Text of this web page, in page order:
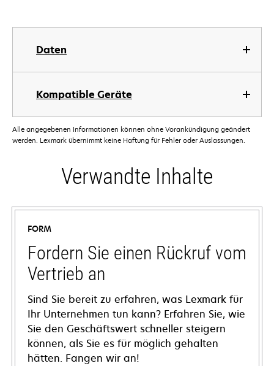
Daten
Kompatible Geräte
Alle angegebenen Informationen können ohne Vorankündigung geändert
werden. Lexmark übernimmt keine Haftung für Fehler oder Auslassungen.
Verwandte Inhalte
FORM
Fordern Sie einen Rückruf vom
Vertrieb an
Sind Sie bereit zu erfahren, was Lexmark für
Ihr Unternehmen tun kann? Erfahren Sie, wie
Sie den Geschäftswert schneller steigern
können, als Sie es für möglich gehalten
hätten. Fangen wir an!